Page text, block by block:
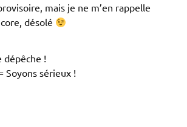
mais je ne m’en rappelle
désolé
dépêche !
Soyons sérieux !